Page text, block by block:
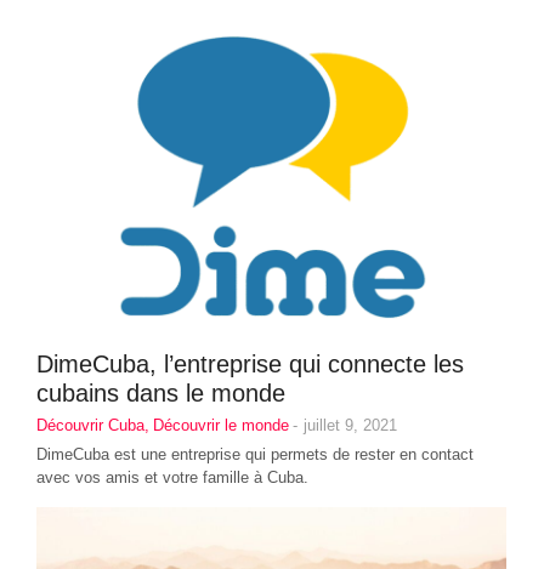
DimeCuba, l’entreprise qui connecte les
cubains dans le monde
Découvrir Cuba, Découvrir le monde - juillet 9, 2021
DimeCuba est une entreprise qui permets de rester en contact
avec vos amis et votre famille à Cuba.